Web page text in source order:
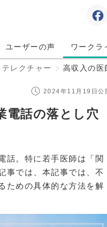
ユーザーの声 ワークラ
レクチャー 高収入の医
2024年11月19日公
電話の落とし穴
話。特に若手医師は「関
事では、本記事では、不
ための具体的な方法を解